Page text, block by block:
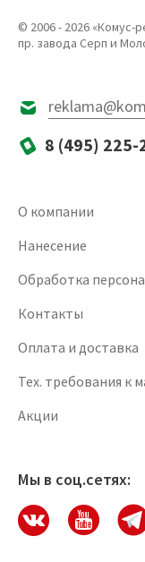
© 2006 - 2026 «Комус-
пр. завода Серп и
8 (495) 225-
О компании
Нанесение
Обработка
Контакты
Оплата и доставка
Тех. требования к
Акции
Мы в соц.сетях: